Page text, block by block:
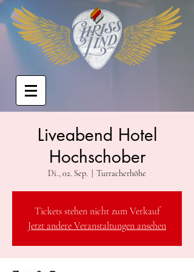
Liveabend Hotel
Hochschober
Di., 02. Sep. Turracherhöhe
Tickets stehen nicht zum Verkauf
Jetzt andere Veranstaltungen ansehen